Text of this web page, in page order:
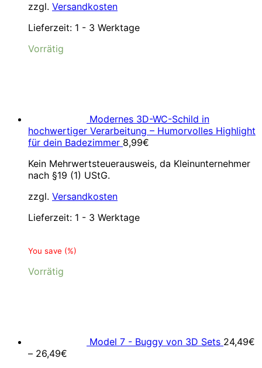
zzgl. Versandkosten
Lieferzeit: 1 - 3 Werktage
Vorrätig
Modernes 3D-WC-Schild in
hochwertiger Verarbeitung – Humorvolles Highlight
für dein Badezimmer 8,99€
Kein Mehrwertsteuerausweis, da Kleinunternehmer
nach §19 (1) UStG.
zzgl. Versandkosten
Lieferzeit: 1 - 3 Werktage
You save (%)
Vorrätig
Model 7 - Buggy von 3D Sets 24,49€
– 26,49€